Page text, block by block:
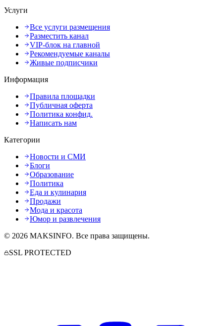
Услуги
Все услуги размещения
Разместить канал
VIP-блок на главной
Рекомендуемые каналы
Живые подписчики
Информация
Правила площадки
Публичная оферта
Политика конфид.
Написать нам
Категории
Новости и СМИ
Блоги
Образование
Политика
Еда и кулинария
Продажи
Мода и красота
Юмор и развлечения
© 2026 MAKSINFO. Все права защищены.
SSL PROTECTED